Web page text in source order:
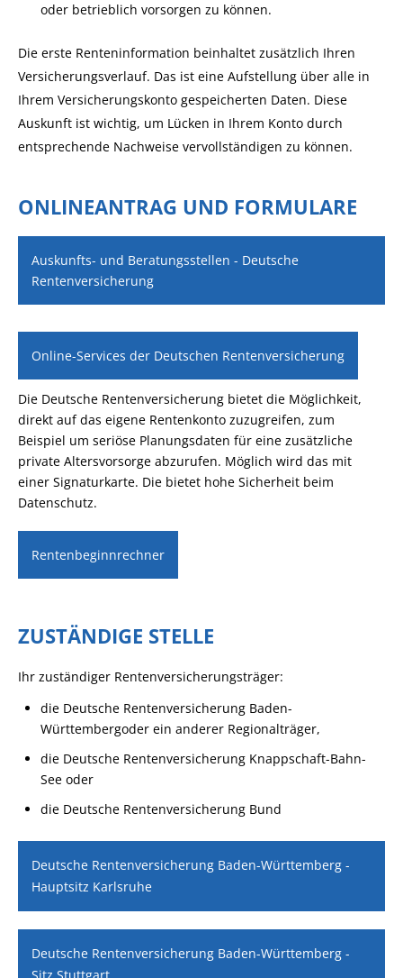
oder betrieblich vorsorgen zu können.
Die erste Renteninformation beinhaltet zusätzlich Ihren
Versicherungsverlauf. Das ist eine Aufstellung über alle in
Ihrem Versicherungskonto gespeicherten Daten. Diese
Auskunft ist wichtig, um Lücken in Ihrem Konto durch
entsprechende Nachweise vervollständigen zu können.
ONLINEANTRAG UND FORMULARE
Auskunfts- und Beratungsstellen - Deutsche
Rentenversicherung
Online-Services der Deutschen Rentenversicherung
Die Deutsche Rentenversicherung bietet die Möglichkeit,
direkt auf das eigene Rentenkonto zuzugreifen, zum
Beispiel um seriöse Planungsdaten für eine zusätzliche
private Altersvorsorge abzurufen. Möglich wird das mit
einer Signaturkarte. Die bietet hohe Sicherheit beim
Datenschutz.
Rentenbeginnrechner
ZUSTÄNDIGE STELLE
Ihr zuständiger Rentenversicherungsträger:
die Deutsche Rentenversicherung Baden-
Württembergoder ein anderer Regionalträger,
die Deutsche Rentenversicherung Knappschaft-Bahn-
See oder
die Deutsche Rentenversicherung Bund
Deutsche Rentenversicherung Baden-Württemberg -
Hauptsitz Karlsruhe
Deutsche Rentenversicherung Baden-Württemberg -